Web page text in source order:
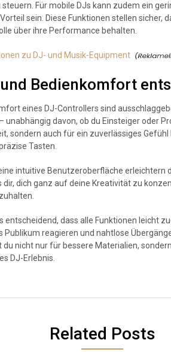
Für mobile DJs kann zudem ein
sein. Diese Funktionen stellen sicher,
über ihre Performance behalten.
zu DJ- und Musik-Equipment
Bedienkomfort
eines DJ-Controllers sind
unabhängig davon, ob du Einsteiger oder
sondern auch für ein zuverlässiges
Tasten.
intuitive Benutzeroberfläche erleichtern
dir, dich ganz auf deine Kreativität zu
entscheidend, dass alle Funktionen leicht
Publikum reagieren und nahtlose
nicht nur für bessere Materialien,
DJ-Erlebnis.
Related Posts